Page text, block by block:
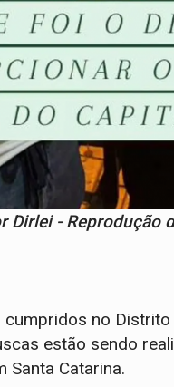
Dirlei - Reprodução
no Distrito
estão sendo
Santa Catarina.